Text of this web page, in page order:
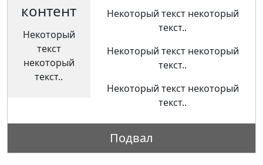
контент
Некоторый
текст
некоторый
текст..
Некоторый текст некоторый
текст..
Некоторый текст некоторый
текст..
Некоторый текст некоторый
текст..
Подвал